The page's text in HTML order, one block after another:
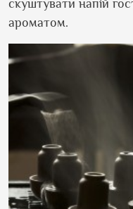
скуштувати напій
ароматом.